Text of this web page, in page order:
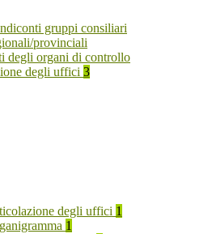
gruppi consiliari
provinciali
degli organi di controllo
degli uffici 3
degli uffici 1
1